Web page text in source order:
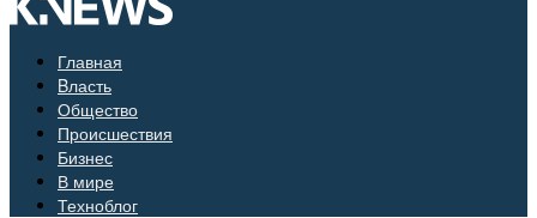
Главная
Bласть
Общество
Происшествия
Бизнес
В мире
Техноблог